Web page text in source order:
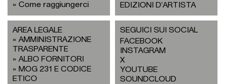
Come raggiungerci
EDIZIONI D’ARTISTA
AREA LEGALE
AMMINISTRAZIONE
TRASPARENTE
ALBO FORNITORI
MOG 231 E CODICE
ETICO
SEGUICI SUI SOCIAL
FACEBOOK
INSTAGRAM
X
YOUTUBE
SOUNDCLOUD